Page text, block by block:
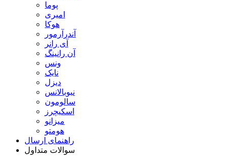
پوما
امیری
هوکا
آندرآرمور
آی رانر
آن رانینگ
ونس
نایک
دیزل
نیوبالانس
سالومون
اسکیچرز
میزانو
هومتو
راهنمای ارسال
سوالات متداول